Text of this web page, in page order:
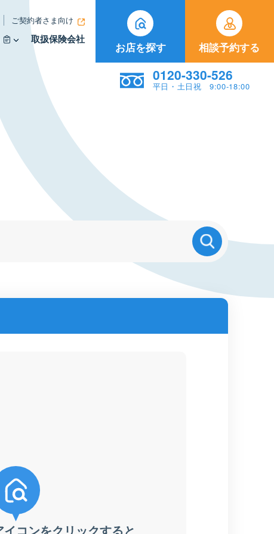
ご契約者さま向け
取扱保険会社
お店を探す 相談予約する
0120-330-526
平日・土日祝 9:00-18:00